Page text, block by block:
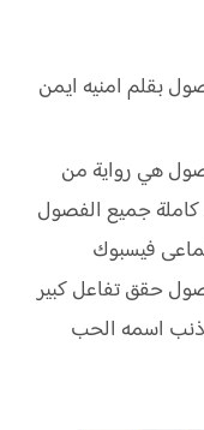
بقلم امنيه ايمن
هي رواية من
جميع الفصول
فيسبوك
حققتفاعل كبير
ذنب اسمه الحب